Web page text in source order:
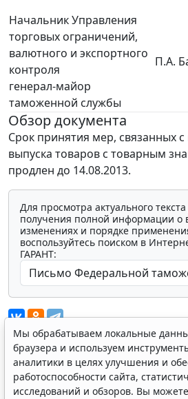
Начальник Управления
торговых ограничений,
валютного и экспортного
контроля
генерал-майор
таможенной службы
П.А.
Обзор документа
Срок принятия мер, связанных
выпуска товаров с товарным
продлен до 14.08.2013.
Для просмотра актуального
получения полной информации о
изменениях и порядке
воспользуйтесь поиском в
ГАРАНТ:
Показать все
Мы обрабатываем локальные
браузера и используем
аналитики в целях улучшения и
работоспособности сайта,
исследований и обзоров. Вы можете